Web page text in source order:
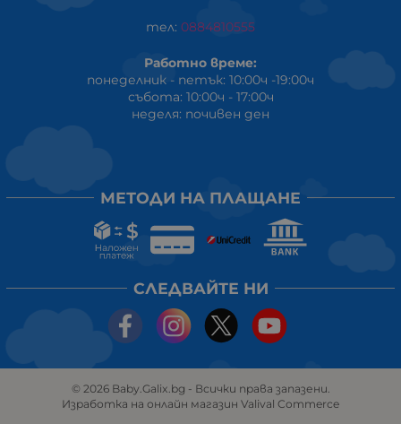
тел: 0884810555
Работно време:
понеделник - петък: 10:00ч -19:00ч
събота: 10:00ч - 17:00ч
неделя: почивен ден
МЕТОДИ НА ПЛАЩАНЕ
СЛЕДВАЙТЕ НИ
© 2026 Baby.Galix.bg - Всички права запазени.
Изработка на онлайн магазин Valival Commerce